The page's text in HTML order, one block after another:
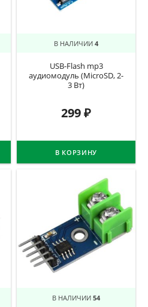
В НАЛИЧИИ 4
USB-Flash mp3
аудиомодуль (MicroSD, 2-
3 Вт)
299₽
В КОРЗИНУ
В НАЛИЧИИ 54